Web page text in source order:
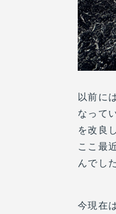
以前に
なって
を改良
ここ最
んでした
今現在